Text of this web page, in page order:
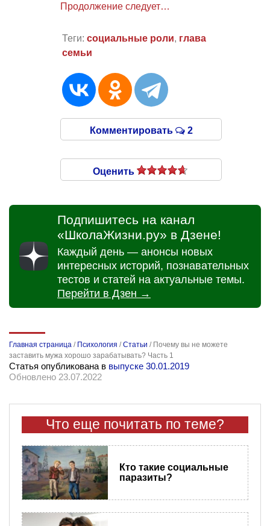
Продолжение следует…
Теги: социальные роли, глава
семьи
Комментировать 2
Оценить
Подпишитесь на канал
«ШколаЖизни.ру» в Дзене!
Каждый день — анонсы новых
интересных историй, познавательных
тестов и статей на актуальные темы.
Перейти в Дзен →
Главная страница / Психология /Статьи / Почему вы не можете
заставить мужа хорошо зарабатывать? Часть 1
Статья опубликована в выпуске 30.01.2019
Обновлено 23.07.2022
Что еще почитать по теме?
Кто такие социальные
паразиты?